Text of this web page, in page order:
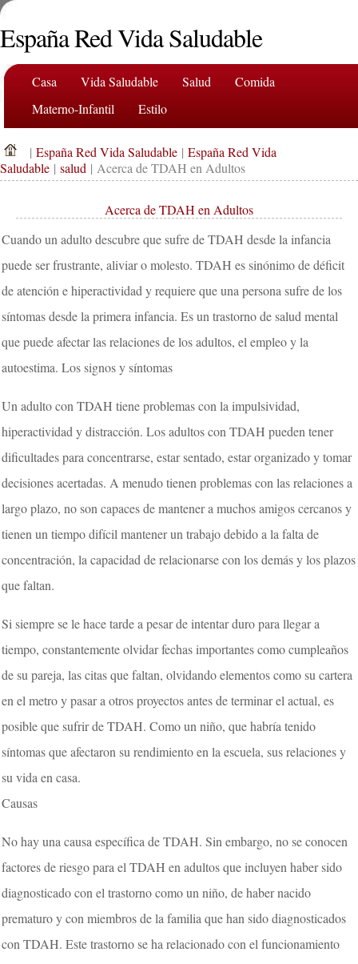
España Red Vida Saludable
Casa Vida Saludable Salud
Comida
Materno-Infantil
Estilo
| España Red Vida Saludable | España Red Vida
Saludable | salud | Acerca de TDAH en Adultos
Acerca de TDAH en Adultos
Cuando un adulto descubre que sufre de TDAH desde la infancia
puede ser frustrante, aliviar o molesto. TDAH es sinónimo de déficit
de atención e hiperactividad y requiere que una persona sufre de los
síntomas desde la primera infancia. Es un trastorno de salud mental
que puede afectar las relaciones de los adultos, el empleo y la
autoestima. Los signos y síntomas
Un adulto con TDAH tiene problemas con la impulsividad,
hiperactividad y distracción. Los adultos con TDAH pueden tener
dificultades para concentrarse, estar sentado, estar organizado y tomar
decisiones acertadas. A menudo tienen problemas con las relaciones a
largo plazo, no son capaces de mantener a muchos amigos cercanos y
tienen un tiempo difícil mantener un trabajo debido a la falta de
concentración, la capacidad de relacionarse con los demás y los plazos
que faltan.
Si siempre se le hace tarde a pesar de intentar duro para llegar a
tiempo, constantemente olvidar fechas importantes como cumpleaños
de su pareja, las citas que faltan, olvidando elementos como su cartera
en el metro y pasar a otros proyectos antes de terminar el actual, es
posible que sufrir de TDAH. Como un niño, que habría tenido
síntomas que afectaron su rendimiento en la escuela, sus relaciones y
su vida en casa.
Causas
No hay una causa específica de TDAH. Sin embargo, no se conocen
factores de riesgo para el TDAH en adultos que incluyen haber sido
diagnosticado con el trastorno como un niño, de haber nacido
prematuro y con miembros de la familia que han sido diagnosticados
con TDAH. Este trastorno se ha relacionado con el funcionamiento